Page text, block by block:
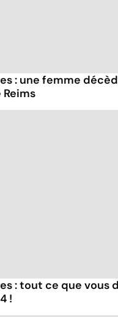
: une femme
Reims
: tout ce que vous
!